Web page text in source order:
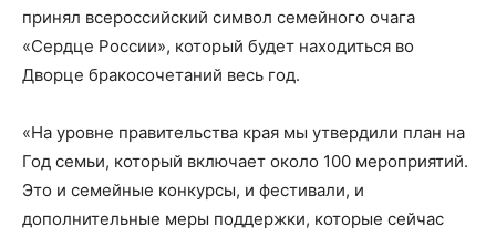
принял всероссийский символ семейного очага
«Сердце России», который будет находиться во
Дворце бракосочетаний весь год.
«На уровне правительства края мы утвердили план на
Год семьи, который включает около 100 мероприятий.
Это и семейные конкурсы, и фестивали, и
дополнительные меры поддержки, которые сейчас